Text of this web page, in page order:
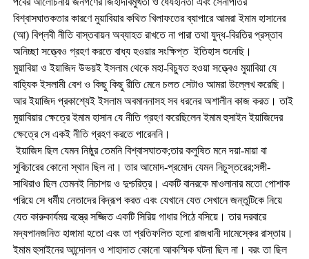
বিশ্বাসঘাতকতার কারণে মুয়াবিয়ার কথিত খিলাফতের ব্যাপারে আমরা ইমাম হাসানের
(আ) বিপ্লবী নীতি বাস্তবায়ন অব্যাহত রাখতে না পারা তথা যুদ্ধ-বিরতির প্রস্তাব
অনিচ্ছা সত্ত্বেও গ্রহণ করতে বাধ্য হওয়ার সংক্ষিপ্ত ইতিহাস শুনেছি।
মুয়াবিয়া ও ইয়াজিদ উভয়ই ইসলাম থেকে মহা-বিচ্যুত হওয়া সত্ত্বেও মুয়াবিয়া যে
বাহ্যিক ইসলামী বেশ ও কিছু কিছু রীতি মেনে চলত সেটাও আমরা উল্লেখ করেছি।
আর ইয়াজিদ প্রকাশ্যেই ইসলাম অবমাননাসহ সব ধরনের অশালীন কাজ করত। তাই
মুয়াবিয়ার ক্ষেত্রে ইমাম হাসান যে নীতি গ্রহণ করেছিলেন ইমাম হুসাইন ইয়াজিদের
ক্ষেত্রে সে একই নীতি গ্রহণ করতে পারেননি।
ইয়াজিদ ছিল যেমন নিষ্ঠুর তেমনি বিশ্বাসঘাতক;তার কলুষিত মনে দয়া-মায়া বা
সুবিচারের কোনো স্থান ছিল না। তার আমোদ-প্রমোদ যেমন নিচুস্তরের;সঙ্গী-
সাথিরাও ছিল তেমনই নিচাশয় ও দুশ্চরিত্র। একটি বানরকে মাওলানার মতো পোশাক
পরিয়ে সে ধর্মীয় নেতাদের বিদ্রূপ করত এবং যেখানে যেত সেখানে জন্তুটিকে নিয়ে
যেত কারুকার্যময় বস্ত্রে সজ্জিত একটি সিরিয় গাধার পিঠে বসিয়ে। তার দরবারে
মদ্যপানজনিত হাঙ্গামা হতো এবং তা প্রতিফলিত হলো রাজধানী দামেস্কের রাস্তায়।
ইমাম হুসাইনের আন্দোলন ও শাহাদাত কোনো আকস্মিক ঘটনা ছিল না। বরং তা ছিল